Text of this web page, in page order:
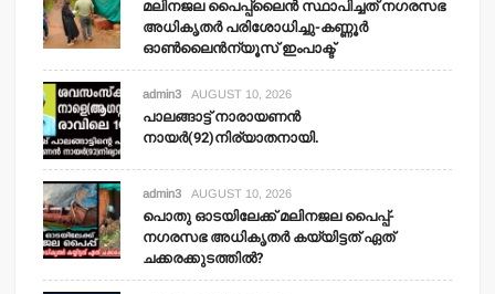
മലിനജല പൈപ്പ്‌ലൈന്‍ സ്ഥാപിച്ചത് നഗരസഭ
അധികൃതര്‍ പരിശോധിച്ചു-കണ്ണൂര്‍
ഓണ്‍ലൈന്‍ന്യൂസ് ഇംപാക്ട്‌
admin3 AUGUST 10, 2026
പാലങ്ങാട്ട് നാരായണന്‍
നായര്‍(92)നിര്യാതനായി.
admin3 AUGUST 10, 2026
പൊതു ഓടയിലേക്ക് മലിനജല പൈപ്പ്-
നഗരസഭ അധികൃതര്‍ കയ്യിട്ടത് ഏത്
ചക്കരക്കുടത്തില്‍?